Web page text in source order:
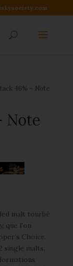
46% – Note
Note
malt tourbé
que l’on
Choice.
single malts,